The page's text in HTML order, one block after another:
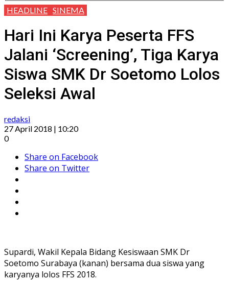
HEADLINE SINEMA
Hari Ini Karya Peserta FFS
Jalani ‘Screening’, Tiga Karya
Siswa SMK Dr Soetomo Lolos
Seleksi Awal
redaksi
27 April 2018 | 10:20
0
Share on Facebook
Share on Twitter
Supardi, Wakil Kepala Bidang Kesiswaan SMK Dr
Soetomo Surabaya (kanan) bersama dua siswa yang
karyanya lolos FFS 2018.